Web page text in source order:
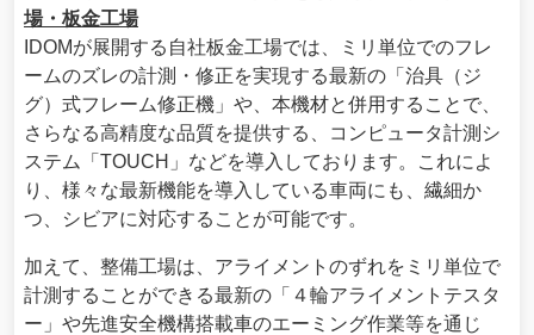
場・板金工場
IDOMが展開する自社板金工場では、ミリ単位でのフレ
ームのズレの計測・修正を実現する最新の「治具（ジ
グ）式フレーム修正機」や、本機材と併用することで、
さらなる高精度な品質を提供する、コンピュータ計測シ
ステム「TOUCH」などを導入しております。これによ
り、様々な最新機能を導入している車両にも、繊細か
つ、シビアに対応することが可能です。
加えて、整備工場は、アライメントのずれをミリ単位で
計測することができる最新の「４輪アライメントテスタ
ー」や先進安全機構搭載車のエーミング作業等を通じ